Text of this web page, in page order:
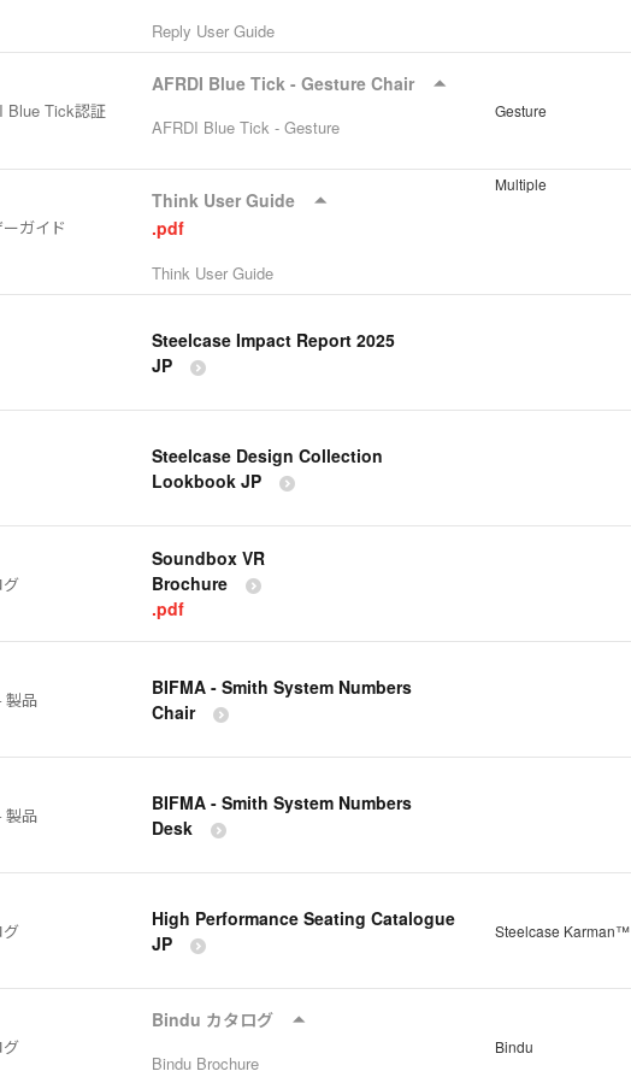
Reply User Guide
Blue Tick認証
AFRDI Blue Tick - Gesture Chair
AFRDI Blue Tick - Gesture
Gesture
ガイド
Think User Guide
.pdf
Think User Guide
Multiple
Steelcase Impact Report 2025
JP
Steelcase Design Collection
Lookbook JP
Soundbox VR
Brochure
.pdf
製品
BIFMA - Smith System Numbers
Chair
製品
BIFMA - Smith System Numbers
Desk
High Performance Seating Catalogue
JP
Steelcase Karman™
Bindu カタログ
Bindu Brochure
Bindu